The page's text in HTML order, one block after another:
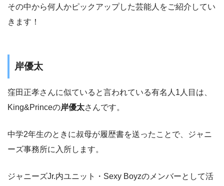
その中から何人かピックアップした芸能人をご紹介してい
きます！
岸優太
窪田正孝さんに似ていると言われている有名人1人目は、
King&Princeの岸優太さんです。
中学2年生のときに叔母が履歴書を送ったことで、ジャニ
ーズ事務所に入所します。
ジャニーズJr.内ユニット・Sexy Boyzのメンバーとして活